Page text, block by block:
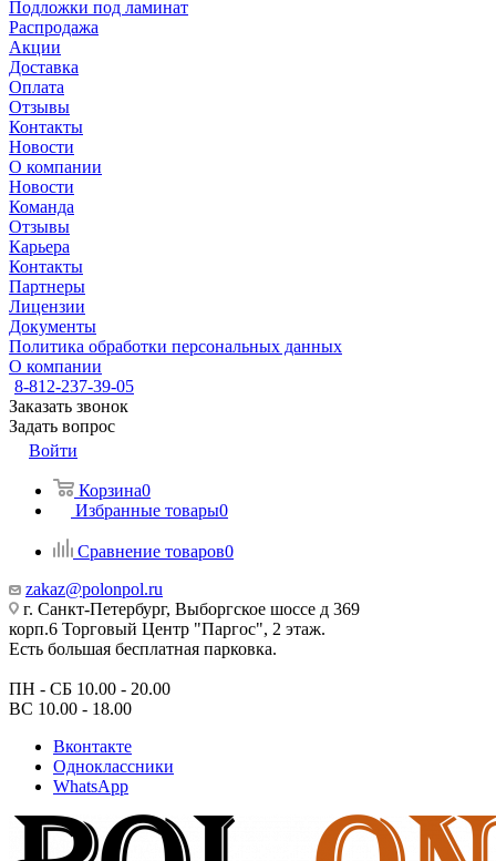
Подложки под ламинат
Распродажа
Акции
Доставка
Оплата
Отзывы
Контакты
Новости
О компании
Новости
Команда
Отзывы
Карьера
Контакты
Партнеры
Лицензии
Документы
Политика обработки персональных данных
О компании
8-812-237-39-05
Заказать звонок
Задать вопрос
Войти
Корзина0
Избранные товары0
Сравнение товаров0
zakaz@polonpol.ru
г. Санкт-Петербург, Выборгское шоссе д 369
корп.6 Торговый Центр "Паргос", 2 этаж.
Есть большая бесплатная парковка.
ПН - СБ 10.00 - 20.00
ВС 10.00 - 18.00
Вконтакте
Одноклассники
WhatsApp